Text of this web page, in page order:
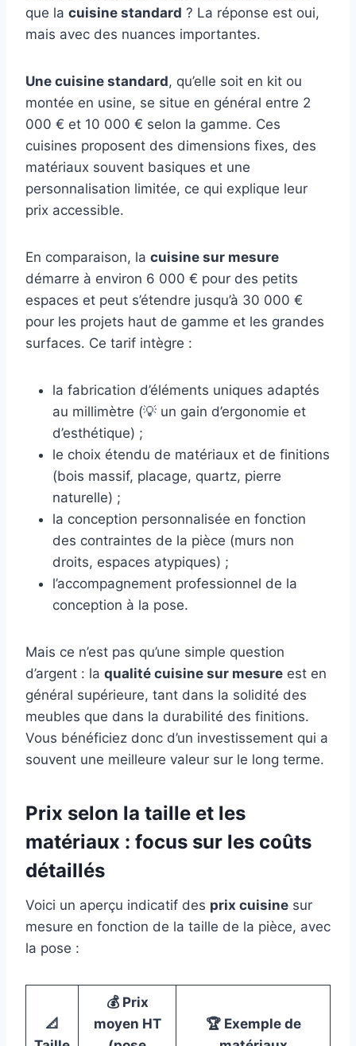
que la cuisine standard ? La réponse est oui,
mais avec des nuances importantes.
Une cuisine standard, qu’elle soit en kit ou
montée en usine, se situe en général entre 2
000 € et 10 000 € selon la gamme. Ces
cuisines proposent des dimensions fixes, des
matériaux souvent basiques et une
personnalisation limitée, ce qui explique leur
prix accessible.
En comparaison, la cuisine sur mesure
démarre à environ 6 000 € pour des petits
espaces et peut s’étendre jusqu’à 30 000 €
pour les projets haut de gamme et les grandes
surfaces. Ce tarif intègre :
la fabrication d’éléments uniques adaptés
au millimètre (💡 un gain d’ergonomie et
d’esthétique) ;
le choix étendu de matériaux et de finitions
(bois massif, placage, quartz, pierre
naturelle) ;
la conception personnalisée en fonction
des contraintes de la pièce (murs non
droits, espaces atypiques) ;
l’accompagnement professionnel de la
conception à la pose.
Mais ce n’est pas qu’une simple question
d’argent : la qualité cuisine sur mesure est en
général supérieure, tant dans la solidité des
meubles que dans la durabilité des finitions.
Vous bénéficiez donc d’un investissement qui a
souvent une meilleure valeur sur le long terme.
Prix selon la taille et les
matériaux : focus sur les coûts
détaillés
Voici un aperçu indicatif des prix cuisine sur
mesure en fonction de la taille de la pièce, avec
la pose :
📐
💰 Prix
moyen HT
🏆 Exemple de